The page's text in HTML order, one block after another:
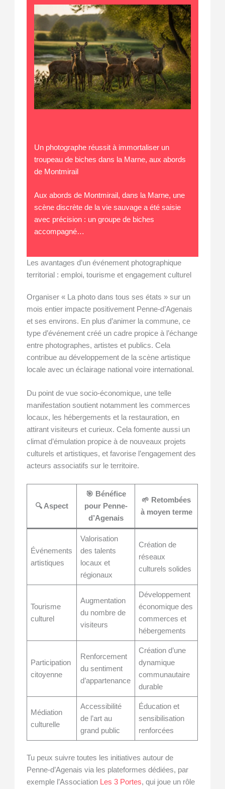
Un photographe réussit à immortaliser un
troupeau de biches dans la Marne, aux abords
de Montmirail
Aux abords de Montmirail, dans la Marne, une
scène discrète de la vie sauvage a été saisie
avec précision : un groupe de biches
accompagné…
Les avantages d’un événement photographique
territorial : emploi, tourisme et engagement culturel
Organiser « La photo dans tous ses états » sur un
mois entier impacte positivement Penne-d’Agenais
et ses environs. En plus d’animer la commune, ce
type d’événement créé un cadre propice à l’échange
entre photographes, artistes et publics. Cela
contribue au développement de la scène artistique
locale avec un éclairage national voire international.
Du point de vue socio-économique, une telle
manifestation soutient notamment les commerces
locaux, les hébergements et la restauration, en
attirant visiteurs et curieux. Cela fomente aussi un
climat d’émulation propice à de nouveaux projets
culturels et artistiques, et favorise l’engagement des
acteurs associatifs sur le territoire.
🔍 Aspect
🎯 Bénéfice
pour Penne-
d’Agenais
🌱 Retombées
à moyen terme
Événements
artistiques
Valorisation
des talents
locaux et
régionaux
Création de
réseaux
culturels solides
Tourisme
culturel
Augmentation
du nombre de
visiteurs
Développement
économique des
commerces et
hébergements
Participation
citoyenne
Renforcement
du sentiment
d’appartenance
Création d’une
dynamique
communautaire
durable
Médiation
culturelle
Accessibilité
de l’art au
grand public
Éducation et
sensibilisation
renforcées
Tu peux suivre toutes les initiatives autour de
Penne-d’Agenais via les plateformes dédiées, par
exemple l’Association Les 3 Portes, qui joue un rôle